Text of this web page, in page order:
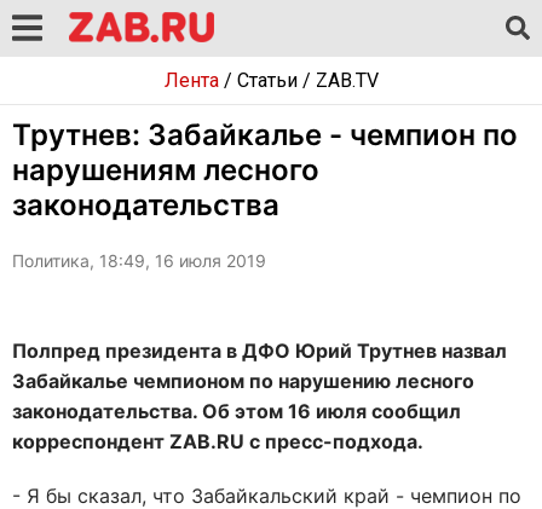
Лента/ Статьи/ ZAB.TV
Трутнев: Забайкалье - чемпион по
нарушениям лесного
законодательства
Политика, 18:49, 16 июля 2019
Полпред президента в ДФО Юрий Трутнев назвал
Забайкалье чемпионом по нарушению лесного
законодательства. Об этом 16 июля сообщил
корреспондент ZAB.RU с пресс-подхода.
- Я бы сказал, что Забайкальский край - чемпион по